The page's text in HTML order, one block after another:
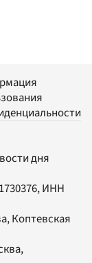
дня
ИНН
Коптевская
,